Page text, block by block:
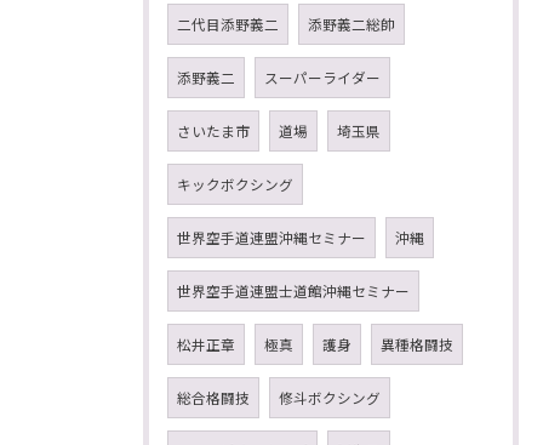
二代目添野義二 添野義二総帥
添野義二 スーパーライダー
さいたま市 道場 埼玉県
キックボクシング
世界空手道連盟沖縄セミナー 沖縄
世界空手道連盟士道館沖縄セミナー
松井正章 極真 護身 異種格闘技
総合格闘技 修斗ボクシング